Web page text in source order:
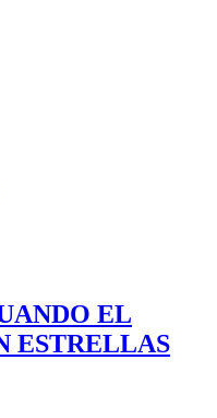
EL
ESTRELLAS